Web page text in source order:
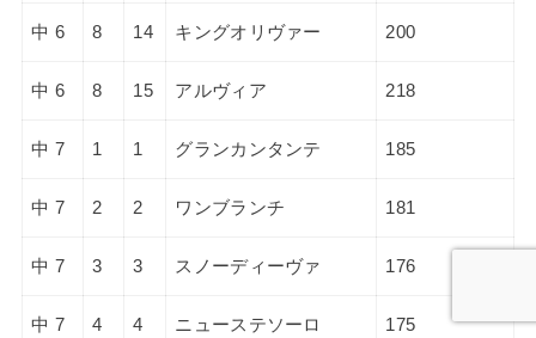
中 6 8 14 キングオリヴァー 200
中 6 8 15 アルヴィア 218
中 7 1 1 グランカンタンテ 185
中 7 2 2 ワンブランチ 181
中 7 3 3 スノーディーヴァ 176
中 7 4 4 ニューステソーロ 175